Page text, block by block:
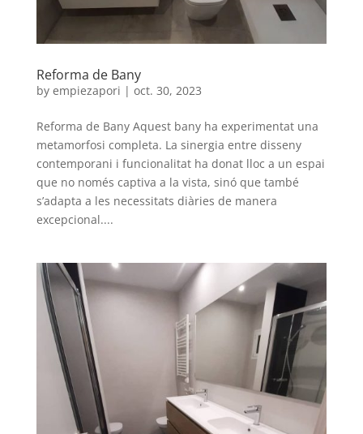
Reforma de Bany
by empiezapori | oct. 30, 2023
Reforma de Bany Aquest bany ha experimentat una
metamorfosi completa. La sinergia entre disseny
contemporani i funcionalitat ha donat lloc a un espai
que no només captiva a la vista, sinó que també
s’adapta a les necessitats diàries de manera
excepcional....